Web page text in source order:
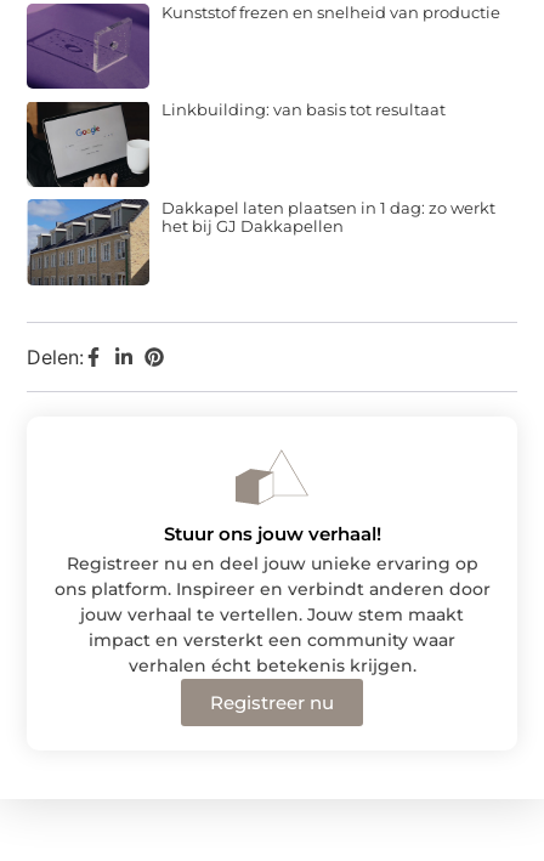
Delen:
Kunststof frezen en snelheid van productie
Linkbuilding: van basis tot resultaat
Dakkapel laten plaatsen in 1 dag: zo werkt
het bij GJ Dakkapellen
Stuur ons jouw verhaal!
Registreer nu en deel jouw unieke ervaring op
ons platform. Inspireer en verbindt anderen door
jouw verhaal te vertellen. Jouw stem maakt
impact en versterkt een community waar
verhalen écht betekenis krijgen.
Registreer nu